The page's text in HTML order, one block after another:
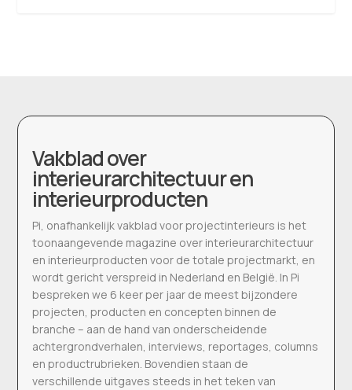
Vakblad over
interieurarchitectuur en
interieurproducten
Pi, onafhankelijk vakblad voor projectinterieurs is het
toonaangevende magazine over interieurarchitectuur
en interieurproducten voor de totale projectmarkt, en
wordt gericht verspreid in Nederland en België. In Pi
bespreken we 6 keer per jaar de meest bijzondere
projecten, producten en concepten binnen de
branche – aan de hand van onderscheidende
achtergrondverhalen, interviews, reportages, columns
en productrubrieken. Bovendien staan de
verschillende uitgaves steeds in het teken van